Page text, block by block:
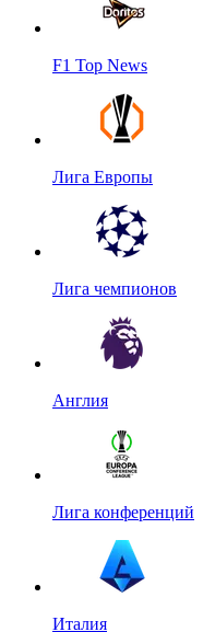
F1 Top News
Лига Европы
Лига чемпионов
Англия
Лига конференций
Италия